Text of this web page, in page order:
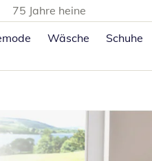
75 Jahre heine
Wäsche Schuhe